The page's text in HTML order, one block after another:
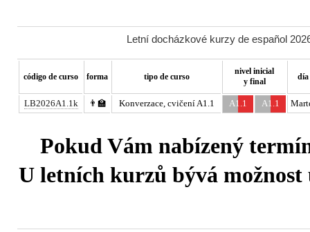
Letní docházkové kurzy de español
código de curso forma tipo de curso
nivel inicial
y final
día
LB2026A1.1k 👨‍🏫 Konverzace, cvičení A1.1 A1.1 A1.1
Pokud Vám nabízený
U letních kurzů bývá